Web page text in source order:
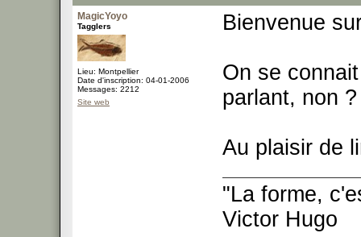
MagicYoyo
Tagglers
Lieu: Montpellier
Date d'inscription: 04-01-2006
Messages: 2212
Site web
Bienvenue
On se
parlant, non ?
Au plaisir de
"La forme,
Victor Hugo